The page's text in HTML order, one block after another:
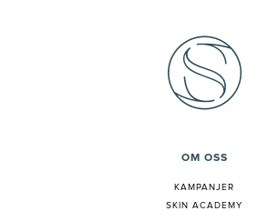
OM OSS
KAMPANJER
SKIN ACADEMY